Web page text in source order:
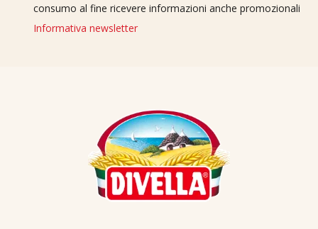
consumo al fine ricevere informazioni anche promozionali
Informativa newsletter